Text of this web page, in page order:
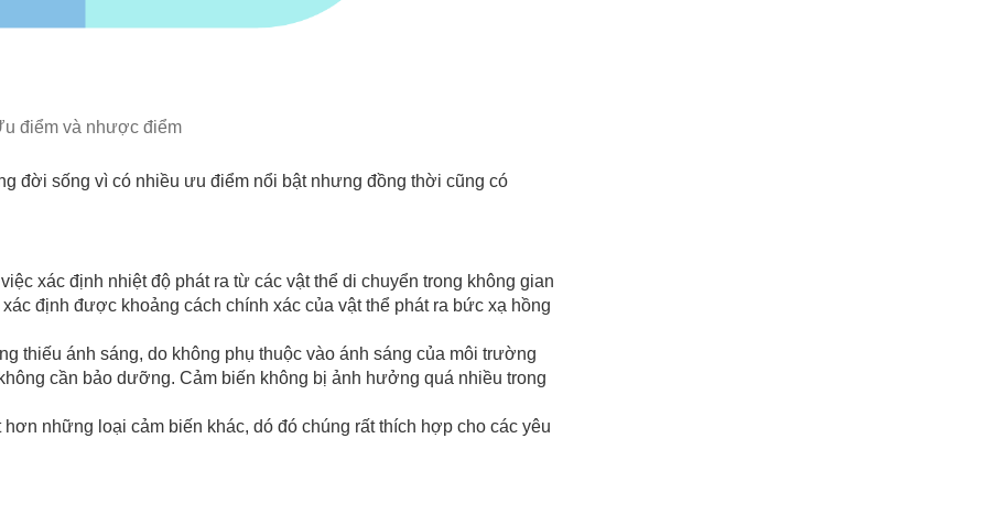
điểm và nhược điểm
đời sống vì có nhiều ưu điểm nổi bật nhưng đồng thời cũng có
xác định nhiệt độ phát ra từ các vật thể di chuyển trong không gian
định được khoảng cách chính xác của vật thể phát ra bức xạ hồng
thiếu ánh sáng, do không phụ thuộc vào ánh sáng của môi trường
cần bảo dưỡng. Cảm biến không bị ảnh hưởng quá nhiều trong
những loại cảm biến khác, dó đó chúng rất thích hợp cho các yêu